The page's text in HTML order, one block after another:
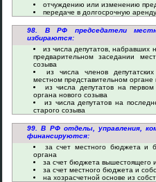
отчуждению или изменению
передаче в долгосрочную
98. В РФ председатели
избираются:
из числа депутатов, набравших
предварительном заседании
созыва
из числа членов
местном представительном органе
из числа депутатов на первом
органа нового созыва
из числа депутатов на
старого созыва
99. В РФ отделы, управления,
финансируются:
за счет местного бюджета и
органа
за счет бюджета вышестоящего
за счет местного бюджета и
на хозрасчетной основе из